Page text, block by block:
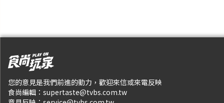
您的意見是我們前進的動力，歡迎來信或來電反映
食尚編輯： supertaste@tvbs.com.tw